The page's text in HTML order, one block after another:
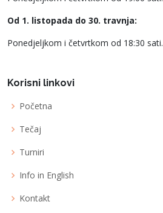
Od 1. listopada do 30. travnja:
Ponedjeljkom i četvrtkom od 18:30 sati.
Korisni linkovi
Početna
Tečaj
Turniri
Info in English
Kontakt